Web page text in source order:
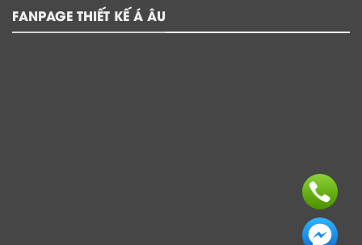
FANPAGE THIẾT KẾ Á ÂU